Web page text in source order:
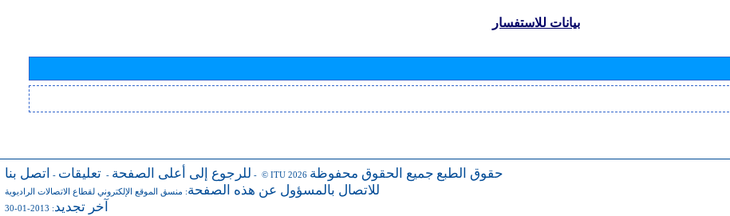
بيانات للاستفسار
للرجوع إلى أعلى الصفحة - تعليقات - اتصل بنا - © ITU 2026 حقوق الطبع جميع الحقوق محفوظة
للاتصال بالمسؤول عن هذه الصفحة: منسق الموقع الإلكتروني لقطاع الاتصالات الراديوية
آخر تجديد: 2013-01-30